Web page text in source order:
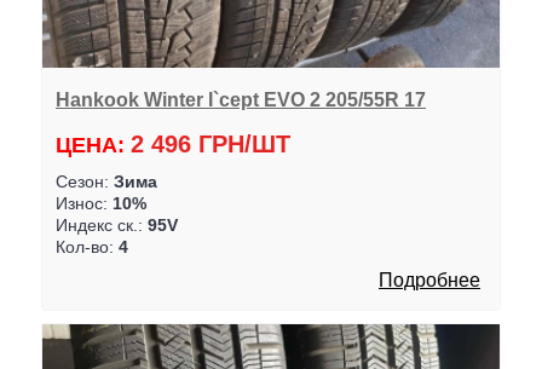
Hankook Winter I`cept EVO 2 205/55R 17
ЦЕНА: 2 496 ГРН/ШТ
Сезон: Зима
Износ: 10%
Индекс ск.: 95V
Кол-во: 4
Подробнее